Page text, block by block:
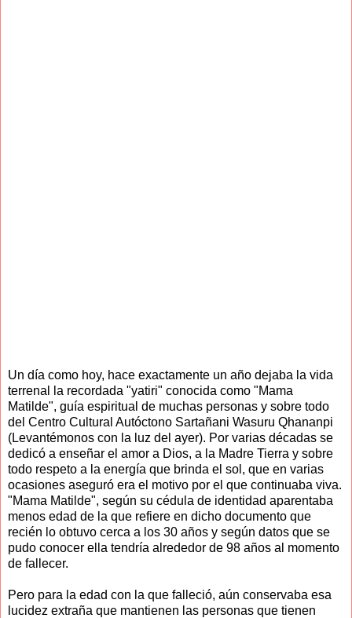
Un día como hoy, hace exactamente un año dejaba la vida
terrenal la recordada "yatiri" conocida como "Mama
Matilde", guía espiritual de muchas personas y sobre todo
del Centro Cultural Autóctono Sartañani Wasuru Qhananpi
(Levantémonos con la luz del ayer). Por varias décadas se
dedicó a enseñar el amor a Dios, a la Madre Tierra y sobre
todo respeto a la energía que brinda el sol, que en varias
ocasiones aseguró era el motivo por el que continuaba viva.
"Mama Matilde", según su cédula de identidad aparentaba
menos edad de la que refiere en dicho documento que
recién lo obtuvo cerca a los 30 años y según datos que se
pudo conocer ella tendría alrededor de 98 años al momento
de fallecer.
Pero para la edad con la que falleció, aún conservaba esa
lucidez extraña que mantienen las personas que tienen